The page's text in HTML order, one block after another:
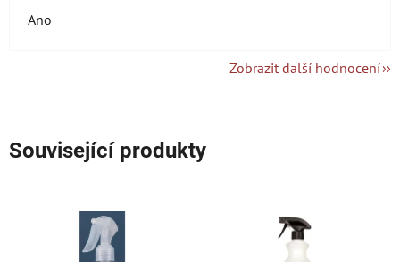
Ano
Zobrazit další hodnocení
Související produkty